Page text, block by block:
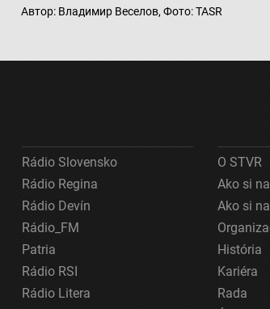
Автор: Владимир Веселов, Фото: TASR
Rádio Slovensko
Rádio Regina
Rádio Devín
Rádio_FM
Patria
Rádio RSI
Rádio Litera
O STVR
Ako si
Ako si
História
Kariéra
Rada